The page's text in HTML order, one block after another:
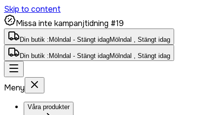
Skip to content
Missa inte kampanjtidning #19
Din butik : Mölndal - Stängt idagMölndal , Stängt idag
Din butik : Mölndal - Stängt idagMölndal , Stängt idag
Meny
Våra produkter